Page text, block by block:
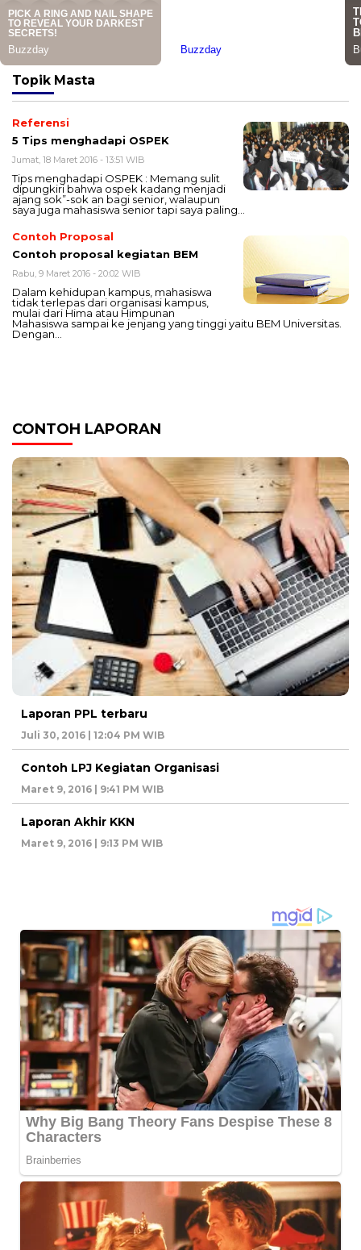
Topik Masta
Referensi
5 Tips menghadapi OSPEK
Jumat, 18 Maret 2016 - 13:51 WIB
Tips menghadapi OSPEK : Memang sulit
dipungkiri bahwa ospek kadang menjadi
ajang sok”-sok an bagi senior, walaupun
saya juga mahasiswa senior tapi saya paling…
Contoh Proposal
Contoh proposal kegiatan BEM
Rabu, 9 Maret 2016 - 20:02 WIB
Dalam kehidupan kampus, mahasiswa
tidak terlepas dari organisasi kampus,
mulai dari Hima atau Himpunan
Mahasiswa sampai ke jenjang yang tinggi yaitu BEM Universitas.
Dengan…
CONTOH LAPORAN
Laporan PPL terbaru
Juli 30, 2016 | 12:04 PM WIB
Contoh LPJ Kegiatan Organisasi
Maret 9, 2016 | 9:41 PM WIB
Laporan Akhir KKN
Maret 9, 2016 | 9:13 PM WIB